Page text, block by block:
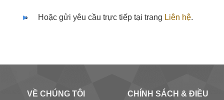
Hoặc gửi yêu cầu trực tiếp tại trang Liên hệ.
VỀ CHÚNG TÔI
CHÍNH SÁCH & ĐIỀU